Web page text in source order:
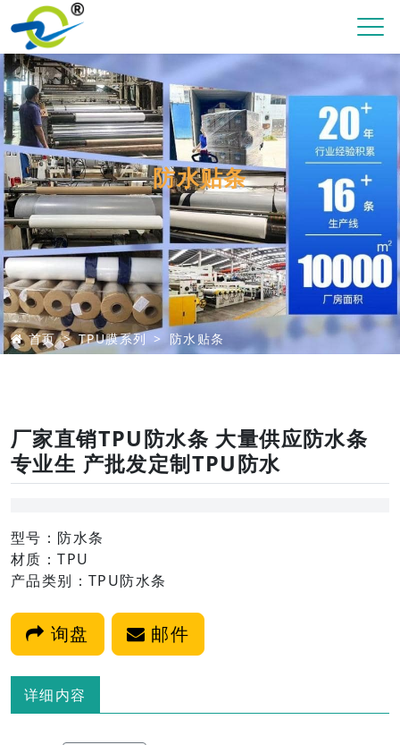
防水贴条
首页 TPU膜系列 防水贴条
厂家直销TPU防水条 大量供应防水条
专业生 产批发定制TPU防水
型号：防水条
材质：TPU
产品类别：TPU防水条
询盘 邮件
详细内容